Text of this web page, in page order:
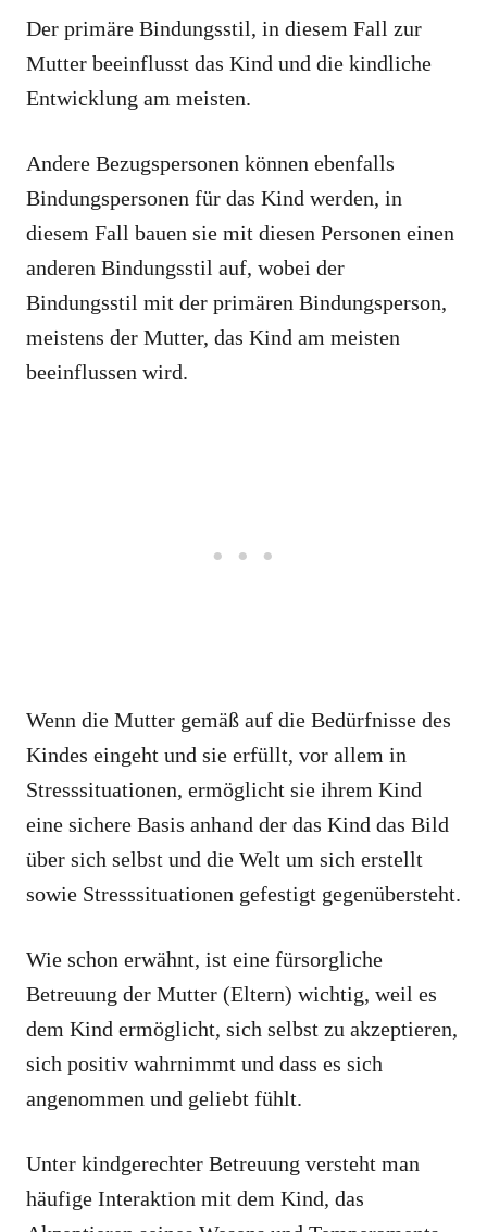
Der primäre Bindungsstil, in diesem Fall zur
Mutter beeinflusst das Kind und die kindliche
Entwicklung am meisten.
Andere Bezugspersonen können ebenfalls
Bindungspersonen für das Kind werden, in
diesem Fall bauen sie mit diesen Personen einen
anderen Bindungsstil auf, wobei der
Bindungsstil mit der primären Bindungsperson,
meistens der Mutter, das Kind am meisten
beeinflussen wird.
Wenn die Mutter gemäß auf die Bedürfnisse des
Kindes eingeht und sie erfüllt, vor allem in
Stresssituationen, ermöglicht sie ihrem Kind
eine sichere Basis anhand der das Kind das Bild
über sich selbst und die Welt um sich erstellt
sowie Stresssituationen gefestigt gegenübersteht.
Wie schon erwähnt, ist eine fürsorgliche
Betreuung der Mutter (Eltern) wichtig, weil es
dem Kind ermöglicht, sich selbst zu akzeptieren,
sich positiv wahrnimmt und dass es sich
angenommen und geliebt fühlt.
Unter kindgerechter Betreuung versteht man
häufige Interaktion mit dem Kind, das